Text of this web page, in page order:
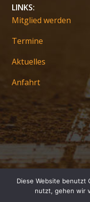
LINKS:
Mitglied werden
Termine
Aktuelles
Anfahrt
Impressum
Diese Website benutzt
nutzt, gehen wir